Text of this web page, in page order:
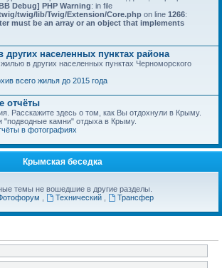
Debug] PHP Warning: in file
twig/lib/Twig/Extension/Core.php on line 1266:
must be an array or an object that implements
других населенных пунктах района
в других населенных пунктах Черноморского
всего жилья до 2015 года
отчёты
Расскажите здесь о том, как Вы отдохнули в Крыму.
"подводные камни" отдыха в Крыму.
в фотографиях
Крымская беседка
темы не вошедшие в другие разделы.
Технический
Трансфер